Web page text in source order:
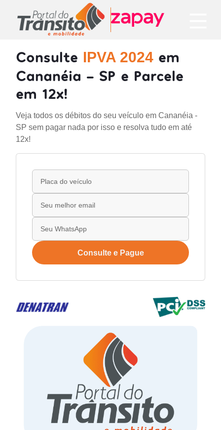
Consulte IPVA 2024 em
Cananéia - SP e Parcele
em 12x!
Veja todos os débitos do seu veículo em Cananéia -
SP sem pagar nada por isso e resolva tudo em até
12x!
Consulte e Pague